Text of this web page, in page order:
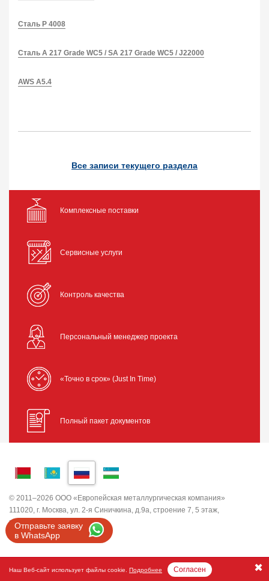
Отправьте заявку
в WhatsApp
Сталь P 4008
Сталь A 217 Grade WC5 / SA 217 Grade WС5 / J22000
AWS A5.4
Все записи текущего раздела
Комплексные поставки
Сервисные услуги
Контроль качества
Персональный менеджер проекта
«Точно в срок» (Just In Time)
Полный пакет документов
© 2011–2026 ООО «Европейская металлургическая компания»
111020, г. Москва, ул. 2-я Синичкина, д.9а, строение 7, 5 этаж,
помещение I, комната 5
ИНН 7743820503 ООО "ЕМК"
Наш Веб-сайт использует файлы cookie. Подробнее Согласен